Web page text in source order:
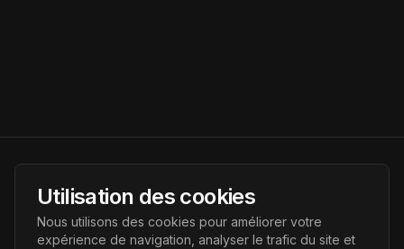
AI Futur
Portail de l'avenir de l'intelligence artificielle, vous aidant à
découvrir les dernières technologies IA.
Utilisation des cookies
Nous utilisons des cookies pour améliorer votre
expérience de navigation, analyser le trafic du site et